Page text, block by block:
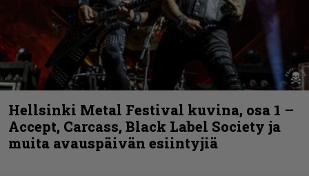
Hellsinki Metal Festival kuvina, osa 1 –
Accept, Carcass, Black Label Society ja
muita avauspäivän esiintyjiä